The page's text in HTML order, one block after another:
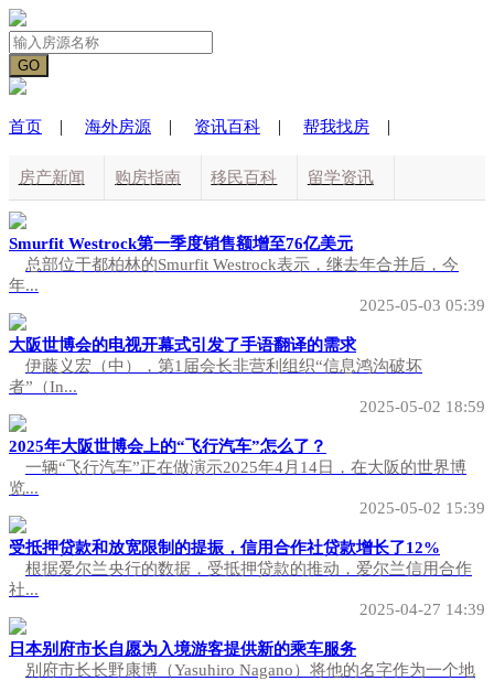
首页 | 海外房源 | 资讯百科 | 帮我找房 |
房产新闻 购房指南 移民百科 留学资讯
海外生活
Smurfit Westrock第一季度销售额增至76亿美元
总部位于都柏林的Smurfit Westrock表示，继去年合并后，今
年...
2025-05-03 05:39
大阪世博会的电视开幕式引发了手语翻译的需求
伊藤义宏（中），第1届会长非营利组织“信息鸿沟破坏
者”（In...
2025-05-02 18:59
2025年大阪世博会上的“飞行汽车”怎么了？
一辆“飞行汽车”正在做演示2025年4月14日，在大阪的世界博
览...
2025-05-02 15:39
受抵押贷款和放宽限制的提振，信用合作社贷款增长了12%
根据爱尔兰央行的数据，受抵押贷款的推动，爱尔兰信用合作
社...
2025-04-27 14:39
日本别府市长自愿为入境游客提供新的乘车服务
别府市长长野康博（Yasuhiro Nagano）将他的名字作为一个地